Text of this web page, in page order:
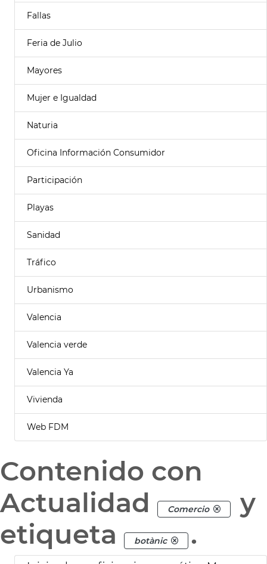
Fallas
Feria de Julio
Mayores
Mujer e Igualdad
Naturia
Oficina Información Consumidor
Participación
Playas
Sanidad
Tráfico
Urbanismo
Valencia
Valencia verde
Valencia Ya
Vivienda
Web FDM
Contenido con
Actualidad
Comercio
y
etiqueta
botànic .